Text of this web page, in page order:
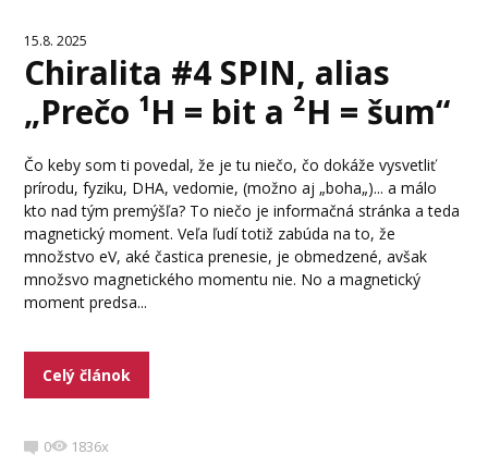
15.8. 2025
Chiralita #4 SPIN, alias
„Prečo ¹H = bit a ²H = šum“
Čo keby som ti povedal, že je tu niečo, čo dokáže vysvetliť
prírodu, fyziku, DHA, vedomie, (možno aj „boha„)... a málo
kto nad tým premýšľa? To niečo je informačná stránka a teda
magnetický moment. Veľa ľudí totiž zabúda na to, že
množstvo eV, aké častica prenesie, je obmedzené, avšak
množsvo magnetického momentu nie. No a magnetický
moment predsa...
Celý článok
0 1836x